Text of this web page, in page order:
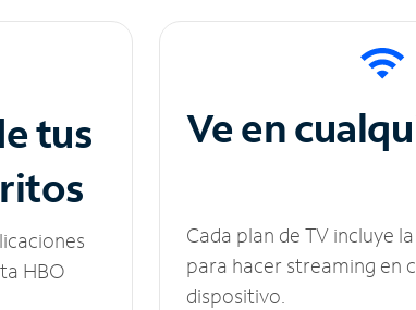
tus
HBO
Ve en
Cada plan de TV incluye
para hacer streaming en
dispositivo.